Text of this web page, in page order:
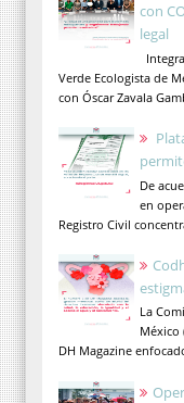
con
legal
Verde Ecologista de
con Óscar Zavala
De
en
Registro Civil
La
México
DH Magazine